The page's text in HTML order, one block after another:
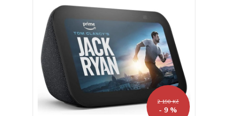
2 190 Kč
- 9 %